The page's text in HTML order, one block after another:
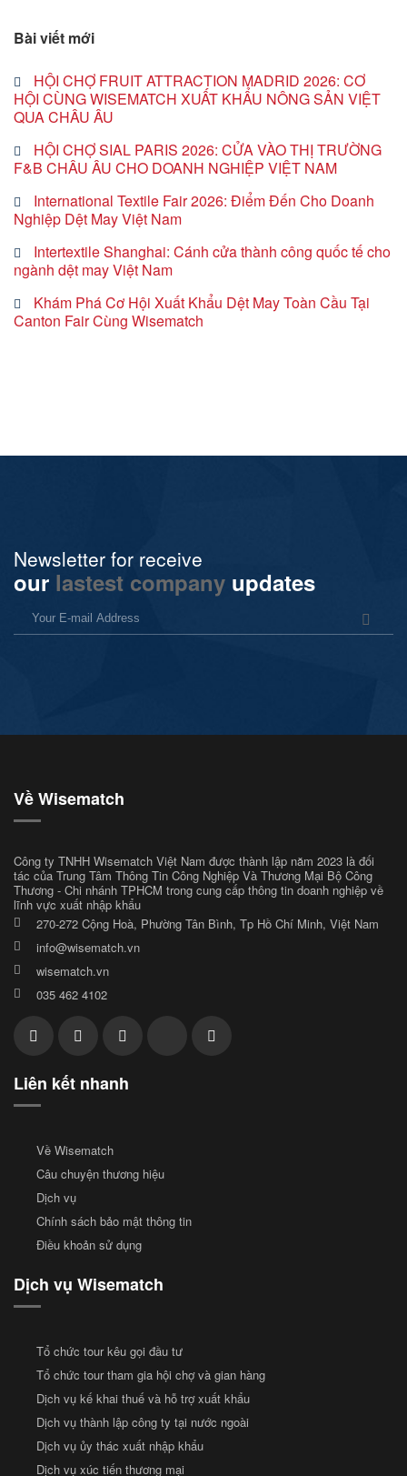
Bài viết mới
HỘI CHỢ FRUIT ATTRACTION MADRID 2026: CƠ
HỘI CÙNG WISEMATCH XUẤT KHẨU NÔNG SẢN VIỆT
QUA CHÂU ÂU
HỘI CHỢ SIAL PARIS 2026: CỬA VÀO THỊ TRƯỜNG
F&B CHÂU ÂU CHO DOANH NGHIỆP VIỆT NAM
International Textile Fair 2026: Điểm Đến Cho Doanh
Nghiệp Dệt May Việt Nam
Intertextile Shanghai: Cánh cửa thành công quốc tế cho
ngành dệt may Việt Nam
Khám Phá Cơ Hội Xuất Khẩu Dệt May Toàn Cầu Tại
Canton Fair Cùng Wisematch
Newsletter for receive
our lastest company updates
Về Wisematch
Công ty TNHH Wisematch Việt Nam được thành lập năm 2023 là đối
tác của Trung Tâm Thông Tin Công Nghiệp Và Thương Mại Bộ Công
Thương - Chi nhánh TPHCM trong cung cấp thông tin doanh nghiệp về
lĩnh vực xuất nhập khẩu
270-272 Cộng Hoà, Phường Tân Bình, Tp Hồ Chí Minh, Việt Nam
info@wisematch.vn
wisematch.vn
035 462 4102
Liên kết nhanh
Về Wisematch
Câu chuyện thương hiệu
Dịch vụ
Chính sách bảo mật thông tin
Điều khoản sử dụng
Dịch vụ Wisematch
Tổ chức tour kêu gọi đầu tư
Tổ chức tour tham gia hội chợ và gian hàng
Dịch vụ kế khai thuế và hỗ trợ xuất khẩu
Dịch vụ thành lập công ty tại nước ngoài
Dịch vụ ủy thác xuất nhập khẩu
Dịch vụ xúc tiến thương mại